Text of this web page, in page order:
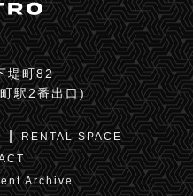
堤町82
駅2番出口)
RENTAL SPACE
Archive